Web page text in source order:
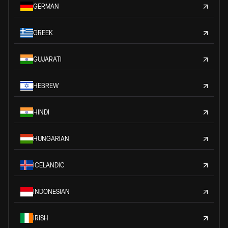
GERMAN
GREEK
GUJARATI
HEBREW
HINDI
HUNGARIAN
ICELANDIC
INDONESIAN
IRISH